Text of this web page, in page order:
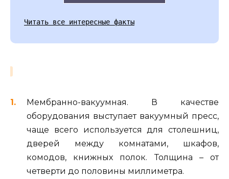
Читать все интересные факты
Мембранно-вакуумная. В качестве
оборудования выступает вакуумный пресс,
чаще всего используется для столешниц,
дверей между комнатами, шкафов,
комодов, книжных полок. Толщина – от
четверти до половины миллиметра.